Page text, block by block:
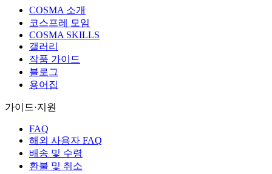
COSMA 소개
코스프레 모임
COSMA SKILLS
갤러리
작품 가이드
블로그
용어집
가이드·지원
FAQ
해외 사용자 FAQ
배송 및 수령
환불 및 취소